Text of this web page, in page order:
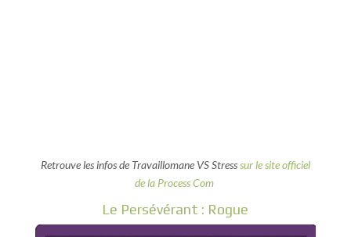
Retrouve les infos de Travaillomane VS Stresssur le site officiel
de la Process Com
Le Persévérant : Rogue